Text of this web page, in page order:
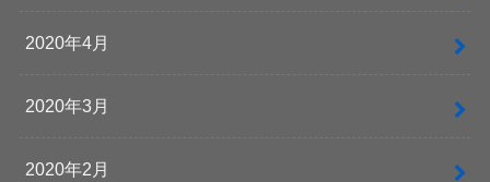
2020年4月
2020年3月
2020年2月